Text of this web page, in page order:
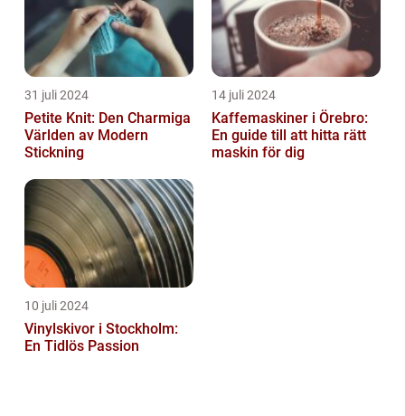
31 juli 2024
Petite Knit: Den Charmiga
Världen av Modern
Stickning
14 juli 2024
Kaffemaskiner i Örebro:
En guide till att hitta rätt
maskin för dig
10 juli 2024
Vinylskivor i Stockholm:
En Tidlös Passion